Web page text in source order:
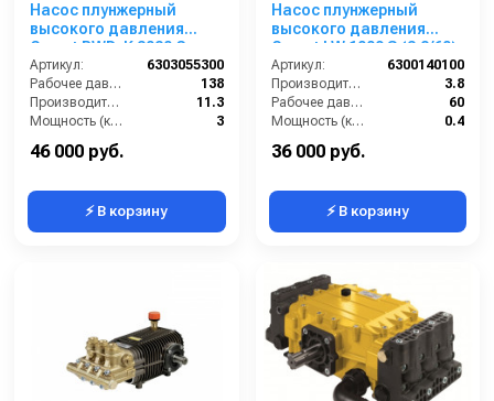
Насос плунжерный
высокого давления
Comet BWD-K 3020 G
(11,3/138); 3400 об/
мин.3/4” п.в.
Артикул:
6303055300
Рабочее давление (бар):
138
Производительность (л/мин):
11.3
Мощность (кВт):
3
Обороты двигателя (об/мин):
46 000 руб.
⚡ В корзину
Насос плунжерный
высокого давления
Comet LW 1009 S (3,8/60);
1450 об/мин. вал ø 24 мм
Артикул:
6300140100
Производительность (л/мин):
3.8
Рабочее давление (бар):
60
Мощность (кВт):
0.4
Обороты двигателя (об/мин):
36 000 руб.
⚡ В корзину